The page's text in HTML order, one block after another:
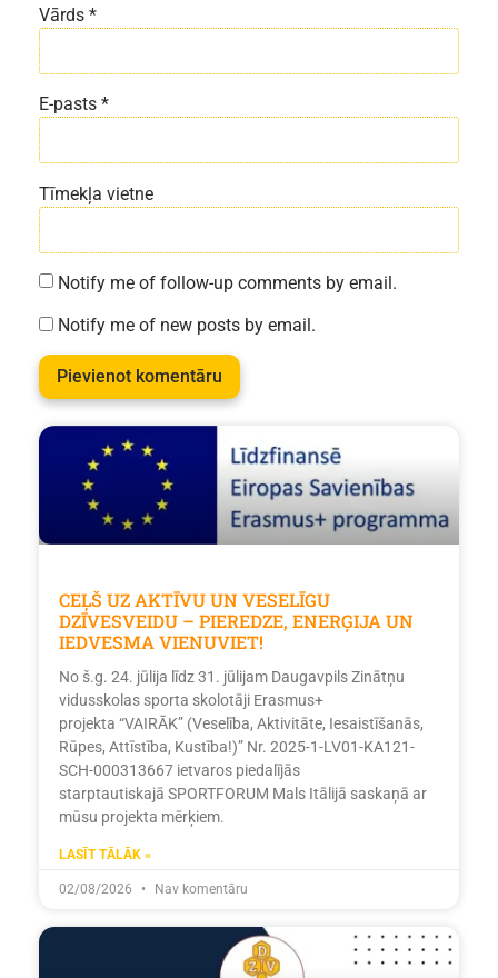
Vārds *
E-pasts *
Tīmekļa vietne
Notify me of follow-up comments by email.
Notify me of new posts by email.
CEĻŠ UZ AKTĪVU UN VESELĪGU
DZĪVESVEIDU – PIEREDZE, ENERĢIJA UN
IEDVESMA VIENUVIET!
No š.g. 24. jūlija līdz 31. jūlijam Daugavpils Zinātņu
vidusskolas sporta skolotāji Erasmus+
projekta “VAIRĀK” (Veselība, Aktivitāte, Iesaistīšanās,
Rūpes, Attīstība, Kustība!)” Nr. 2025-1-LV01-KA121-
SCH-000313667 ietvaros piedalījās
starptautiskajā SPORTFORUM Mals Itālijā saskaņā ar
mūsu projekta mērķiem.
LASĪT TĀLĀK »
02/08/2026 Nav komentāru